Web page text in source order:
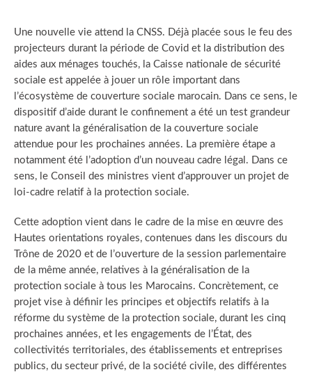
Une nouvelle vie attend la CNSS. Déjà placée sous le feu des
projecteurs durant la période de Covid et la distribution des
aides aux ménages touchés, la Caisse nationale de sécurité
sociale est appelée à jouer un rôle important dans
l’écosystème de couverture sociale marocain. Dans ce sens, le
dispositif d’aide durant le confinement a été un test grandeur
nature avant la généralisation de la couverture sociale
attendue pour les prochaines années. La première étape a
notamment été l’adoption d’un nouveau cadre légal. Dans ce
sens, le Conseil des ministres vient d’approuver un projet de
loi-cadre relatif à la protection sociale.
Cette adoption vient dans le cadre de la mise en œuvre des
Hautes orientations royales, contenues dans les discours du
Trône de 2020 et de l’ouverture de la session parlementaire
de la même année, relatives à la généralisation de la
protection sociale à tous les Marocains. Concrètement, ce
projet vise à définir les principes et objectifs relatifs à la
réforme du système de la protection sociale, durant les cinq
prochaines années, et les engagements de l’État, des
collectivités territoriales, des établissements et entreprises
publics, du secteur privé, de la société civile, des différentes